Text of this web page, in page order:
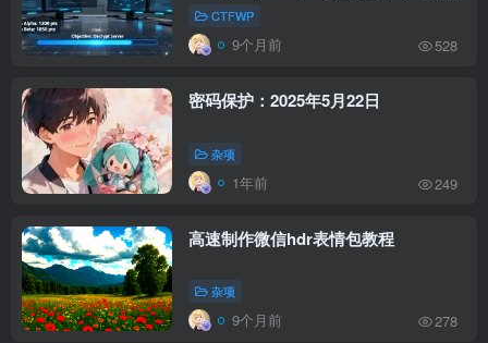
CTFWP
9个月前 528
密码保护：2025年5月22日
杂项
1年前 249
高速制作微信hdr表情包教程
杂项
9个月前 278